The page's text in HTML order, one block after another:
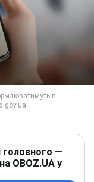
головного —
OBOZ.UA у